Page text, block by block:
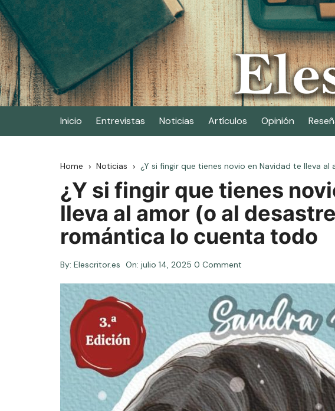
Skip
to
content
Elescritor.es
El periódico digital de los escritores
Inicio Entrevistas Noticias Artículos Opinión
Home Noticias ¿Y si fingir que tienes novio en Navidad te lleva
¿Y si fingir que tienes
lleva al amor (o al
romántica lo cuenta todo
By: Elescritor.es On: julio 14, 2025 0 Comment